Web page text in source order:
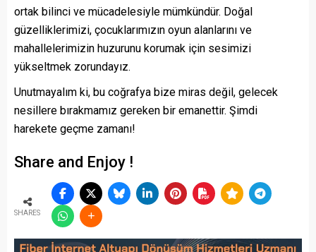
ortak bilinci ve mücadelesiyle mümkündür. Doğal
güzelliklerimizi, çocuklarımızın oyun alanlarını ve
mahallelerimizin huzurunu korumak için sesimizi
yükseltmek zorundayız.
Unutmayalım ki, bu coğrafya bize miras değil, gelecek
nesillere bırakmamız gereken bir emanettir. Şimdi
harekete geçme zamanı!
Share and Enjoy !
SHARES